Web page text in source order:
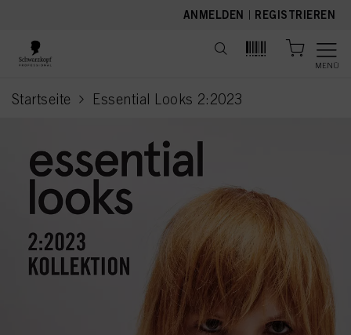
ANMELDEN | REGISTRIEREN
MENÜ
Startseite Essential Looks 2:2023
current page